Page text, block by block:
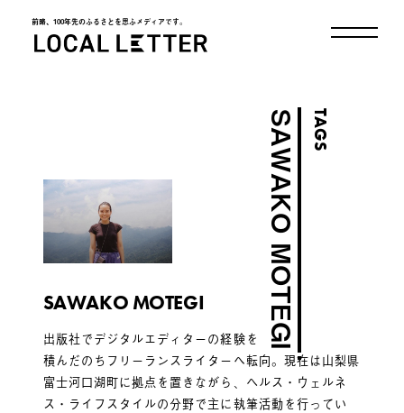
前略、100年先のふるさとを思ふメディアです。
TAGS
SAWAKO MOTEGI
SAWAKO MOTEGI
出版社でデジタルエディターの経験を
積んだのちフリーランスライターへ転向。現在は山梨県
富士河口湖町に拠点を置きながら、ヘルス・ウェルネ
ス・ライフスタイルの分野で主に執筆活動を行ってい